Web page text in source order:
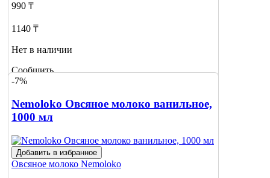
990 ₸
1140 ₸
Нет в наличии
Сообщить
о наличии
-7%
Nemoloko Овсяное молоко ванильное,
1000 мл
Добавить в избранное
Овсяное молоко Nemoloko